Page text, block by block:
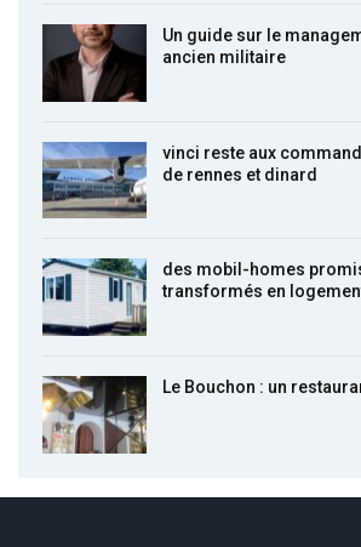
Un guide sur le
ancien militaire
vinci reste aux
de rennes et dinard
des mobil-homes
transformés en
Le Bouchon : un